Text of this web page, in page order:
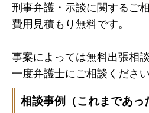
刑事弁護・示談に関するご
費用見積もり無料です。
事案によっては無料出張相
一度弁護士にご相談ください
相談事例（これまであっ